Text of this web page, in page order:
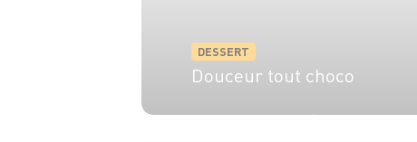
DESSERT
Douceur tout choco